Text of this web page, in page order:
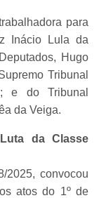
para
Inácio Lula da
Hugo
Tribunal
e do Tribunal
da Veiga.
da Classe
2025, convocou
atos do 1º de